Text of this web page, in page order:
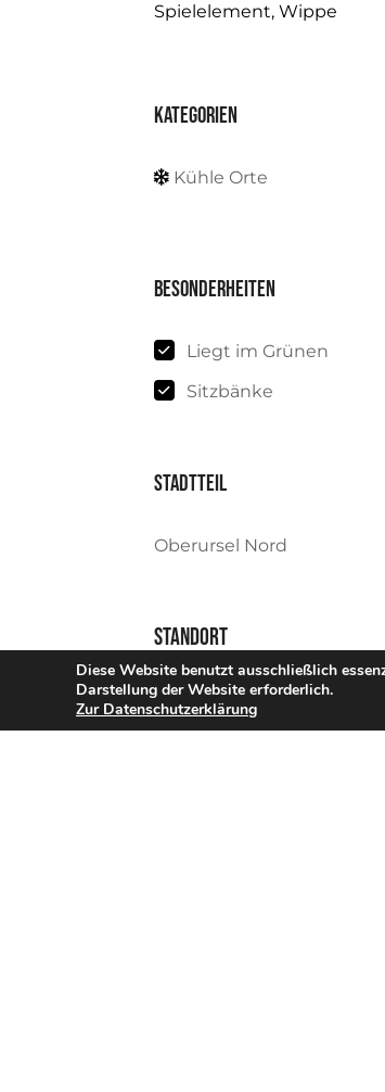
Spielelement, Wippe
Kategorien
Kühle Orte
Besonderheiten
Liegt im Grünen
Sitzbänke
Stadtteil
Oberursel Nord
Standort
Get Directions
Diese Website benutzt ausschließlich
Darstellung der Website erforderlich.
Zur Datenschutzerklärung